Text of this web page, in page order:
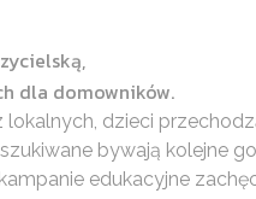
dla domowników.
lokalnych, dzieci
bywają kolejne
edukacyjne